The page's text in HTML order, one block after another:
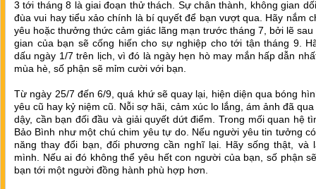
3 tới tháng 8 là giai đoạn thử thách. Sự chân thành, không gian
đùa vui hay tiểu xảo chính là bí quyết để bạn vượt qua. Hãy nắm
yêu hoặc thưởng thức cảm giác lãng mạn trước tháng 7, bởi lẽ sau
gian của bạn sẽ cống hiến cho sự nghiệp cho tới tận tháng 9.
dấu ngày 1/7 trên lịch, vì đó là ngày hẹn hò may mắn hấp dẫn
mùa hè, số phận sẽ mỉm cười với bạn.
Từ ngày 25/7 đến 6/9, quá khứ sẽ quay lại, hiện diện qua bóng
yêu cũ hay kỷ niệm cũ. Nỗi sợ hãi, cảm xúc lo lắng, ám ảnh đã
dậy, cần bạn đối đầu và giải quyết dứt điểm. Trong mối quan hệ
Bảo Bình như một chú chim yêu tự do. Nếu người yêu tin tưởng
năng thay đổi bạn, đối phương cần nghĩ lại. Hãy sống thật, và
mình. Nếu ai đó không thể yêu hết con người của bạn, số phận
bạn tới một người đồng hành phù hợp hơn.